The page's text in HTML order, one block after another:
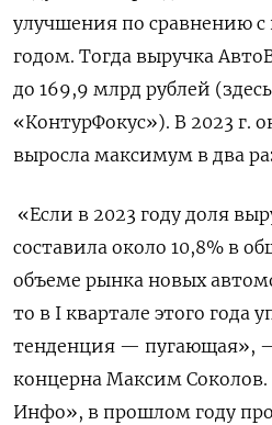
улучшения по сравнению
годом. Тогда выручка
до 169,9 млрд рублей
«КонтурФокус»). В 2023 г.
выросла максимум в два
«Если в 2023 году доля
составила около 10,8% в
объеме рынка новых
то в I квартале этого года
тенденция — пугающая»,
концерна Максим
Инфо», в прошлом году